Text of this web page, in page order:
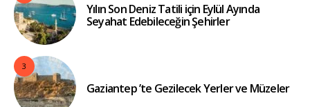
Yılın Son Deniz Tatili için Eylül Ayında
Seyahat Edebileceğin Şehirler
3
Gaziantep ’te Gezilecek Yerler ve Müzeler